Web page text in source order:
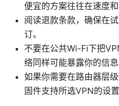
便宜的方案往往在速度
阅读退款条款，确保在
订。
不要在公共Wi-Fi下把
络同样可能暴露你的信息
如果你需要在路由器层
固件支持所选VPN的设置